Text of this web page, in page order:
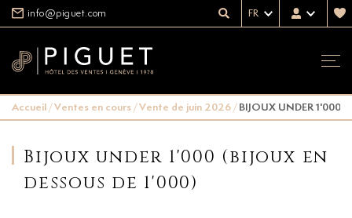
info@piguet.com FR
Accueil/Ventes en cours/Vente de juin 2026/BIJOUX UNDER 1'000
Bijoux under 1'000 (bijoux en
dessous de 1'000)